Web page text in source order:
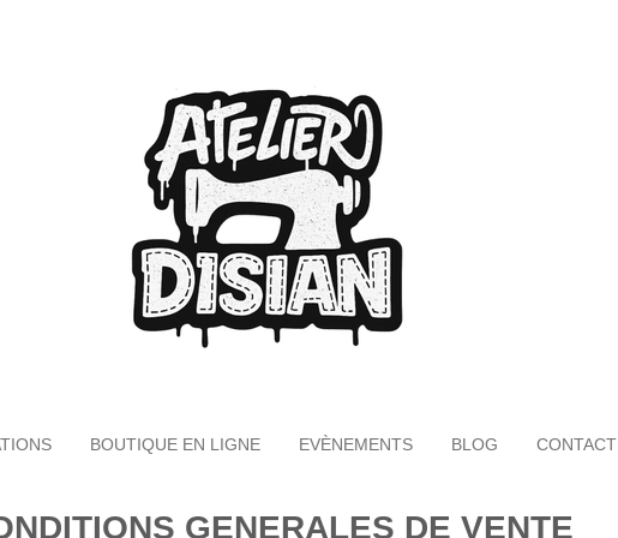
BOUTIQUE EN LIGNE EVÈNEMENTS BLOG CONTACT
GENERALES DE VENTE